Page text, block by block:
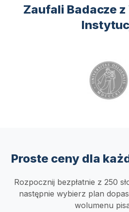
Zaufali Badacze
Proste ceny dla
Rozpocznij bezpłatnie z 250
następnie wybierz plan
wolumenu